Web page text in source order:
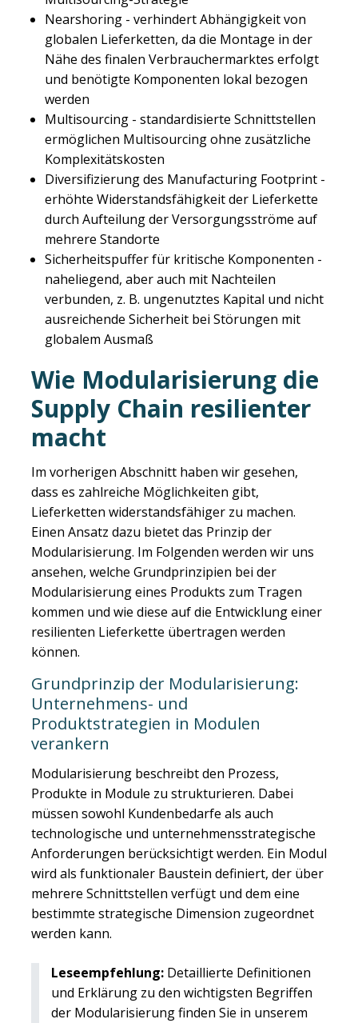
Nearshoring - verhindert Abhängigkeit von
globalen Lieferketten, da die Montage in der
Nähe des finalen Verbrauchermarktes erfolgt
und benötigte Komponenten lokal bezogen
werden
Multisourcing - standardisierte Schnittstellen
ermöglichen Multisourcing ohne zusätzliche
Komplexitätskosten
Diversifizierung des Manufacturing Footprint -
erhöhte Widerstandsfähigkeit der Lieferkette
durch Aufteilung der Versorgungsströme auf
mehrere Standorte
Sicherheitspuffer für kritische Komponenten -
naheliegend, aber auch mit Nachteilen
verbunden, z. B. ungenutztes Kapital und nicht
ausreichende Sicherheit bei Störungen mit
globalem Ausmaß
Wie Modularisierung die
Supply Chain resilienter
macht
Im vorherigen Abschnitt haben wir gesehen,
dass es zahlreiche Möglichkeiten gibt,
Lieferketten widerstandsfähiger zu machen.
Einen Ansatz dazu bietet das Prinzip der
Modularisierung. Im Folgenden werden wir uns
ansehen, welche Grundprinzipien bei der
Modularisierung eines Produkts zum Tragen
kommen und wie diese auf die Entwicklung einer
resilienten Lieferkette übertragen werden
können.
Grundprinzip der Modularisierung:
Unternehmens- und
Produktstrategien in Modulen
verankern
Modularisierung beschreibt den Prozess,
Produkte in Module zu strukturieren. Dabei
müssen sowohl Kundenbedarfe als auch
technologische und unternehmensstrategische
Anforderungen berücksichtigt werden. Ein Modul
wird als funktionaler Baustein definiert, der über
mehrere Schnittstellen verfügt und dem eine
bestimmte strategische Dimension zugeordnet
werden kann.
Leseempfehlung: Detaillierte Definitionen
und Erklärung zu den wichtigsten Begriffen
der Modularisierung finden Sie in unserem